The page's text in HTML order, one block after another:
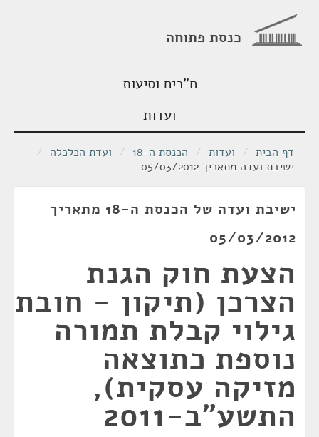
כנסת פתוחה
ח"כים וסיעות
ועדות
דף הבית / ועדות / הכנסת ה-18 / ועדת הכלכלה /
ישיבת ועדה מתאריך 05/03/2012
ישיבת ועדה של הכנסת ה-18 מתאריך
05/03/2012
הצעת חוק הגנת
הצרכן (תיקון - חובת
גילוי קבלת תמורה
נוספת כתוצאה
מזיקה עסקית),
התשע"ב-2011